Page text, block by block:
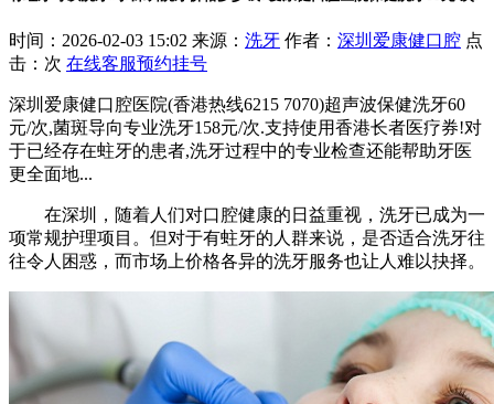
时间：2026-02-03 15:02 来源： 洗牙 作者： 深圳爱康健口腔 点
击： 次 在线客服预约挂号
深圳爱康健口腔医院(香港热线6215 7070)超声波保健洗牙60
元/次,菌斑导向专业洗牙158元/次.支持使用香港长者医疗券!对
于已经存在蛀牙的患者,洗牙过程中的专业检查还能帮助牙医
更全面地...
在深圳，随着人们对口腔健康的日益重视，洗牙已成为一
项常规护理项目。但对于有蛀牙的人群来说，是否适合洗牙往
往令人困惑，而市场上价格各异的洗牙服务也让人难以抉择。